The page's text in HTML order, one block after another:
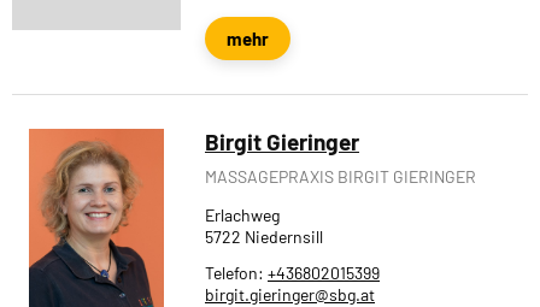
mehr
Birgit Gieringer
MASSAGEPRAXIS BIRGIT GIERINGER
Erlachweg
5722 Niedernsill
Telefon: +436802015399
birgit.gieringer@sbg.at